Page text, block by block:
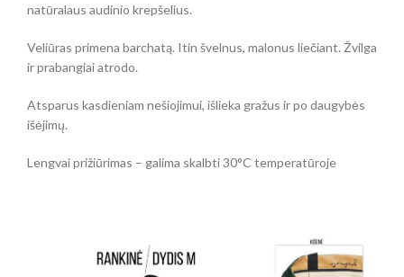
natūralaus audinio krepšelius.
Veliūras primena barchatą. Itin švelnus, malonus liečiant. Žvilga
ir prabangiai atrodo.
Atsparus kasdieniam nešiojimui, išlieka gražus ir po daugybės
išėjimų.
Lengvai prižiūrimas – galima skalbti 30°C temperatūroje